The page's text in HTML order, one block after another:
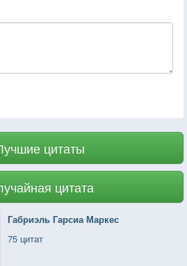
цитаты
цитата
Габриэль Гарсиа Маркес
75 цитат